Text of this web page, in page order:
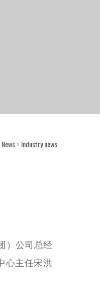
News> Industry news
）公司总经
心主任宋洪